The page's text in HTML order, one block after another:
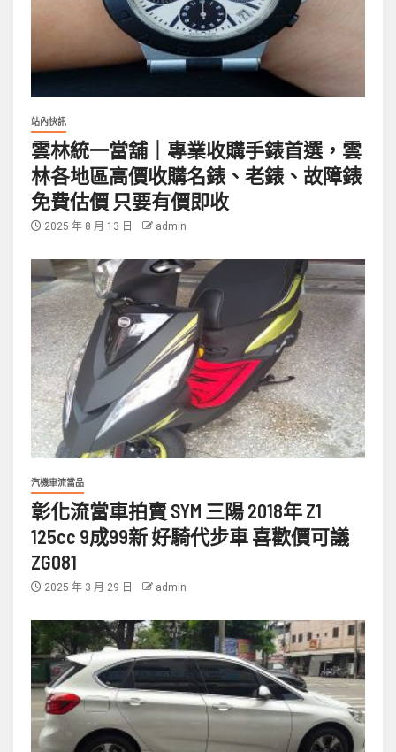
站內快訊
雲林統一當舖｜專業收購手錶首選，雲
林各地區高價收購名錶、老錶、故障錶
免費估價 只要有價即收
2025 年 8 月 13 日 admin
汽機車流當品
彰化流當車拍賣 SYM 三陽 2018年 Z1
125cc 9成99新 好騎代步車 喜歡價可議
ZG081
2025 年 3 月 29 日 admin